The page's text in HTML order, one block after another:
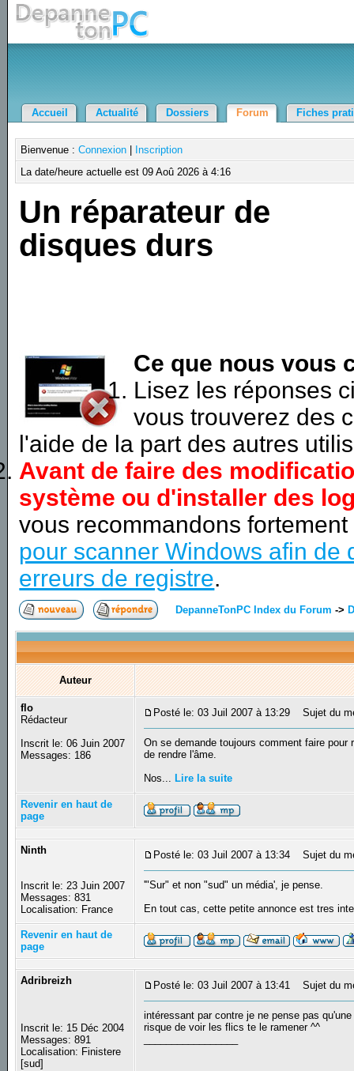
Accueil Actualité Dossiers Forum Fiches
Bienvenue :Connexion
Inscription
La date/heure actuelle est 09 Aoû 2026 à 4:16
Un réparateur de
disques durs
Ce que nous vous
Lisez les réponses
vous trouverez des
l'aide de la part des autres
Avant de faire des
système ou d'installer des
vous recommandons
pour scanner Windows afin de
erreurs de registre.
DepanneTonPC Index du Forum ->
Auteur
flo
Rédacteur
Inscrit le: 06 Juin 2007
Messages: 186
Posté le: 03 Juil 2007 à 13:29 Sujet du
On se demande toujours comment faire
de rendre l'âme.
Nos... Lire la suite
Revenir en haut de
page
Ninth
Inscrit le: 23 Juin 2007
Messages: 831
Localisation: France
Posté le: 03 Juil 2007 à 13:34 Sujet du
'"Sur" et non "sud" un média', je pense.
En tout cas, cette petite annonce est tres
Revenir en haut de
page
Adribreizh
Inscrit le: 15 Déc 2004
Messages: 891
Localisation: Finistere
[sud]
Posté le: 03 Juil 2007 à 13:41 Sujet du
intéressant par contre je ne pense pas
risque de voir les flics te le ramener ^^